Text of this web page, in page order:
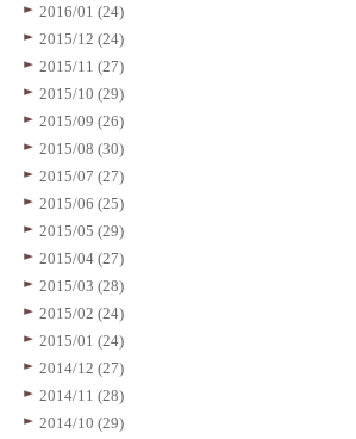
2016/01 (24)
2015/12 (24)
2015/11 (27)
2015/10 (29)
2015/09 (26)
2015/08 (30)
2015/07 (27)
2015/06 (25)
2015/05 (29)
2015/04 (27)
2015/03 (28)
2015/02 (24)
2015/01 (24)
2014/12 (27)
2014/11 (28)
2014/10 (29)